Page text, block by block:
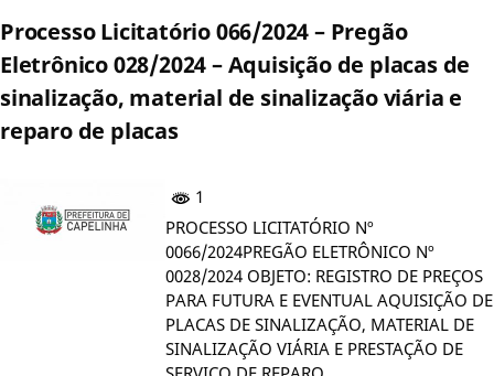
Processo Licitatório 066/2024 – Pregão
Eletrônico 028/2024 – Aquisição de placas de
sinalização, material de sinalização viária e
reparo de placas
1
PROCESSO LICITATÓRIO Nº
0066/2024PREGÃO ELETRÔNICO Nº
0028/2024 OBJETO: REGISTRO DE PREÇOS
PARA FUTURA E EVENTUAL AQUISIÇÃO DE
PLACAS DE SINALIZAÇÃO, MATERIAL DE
SINALIZAÇÃO VIÁRIA E PRESTAÇÃO DE